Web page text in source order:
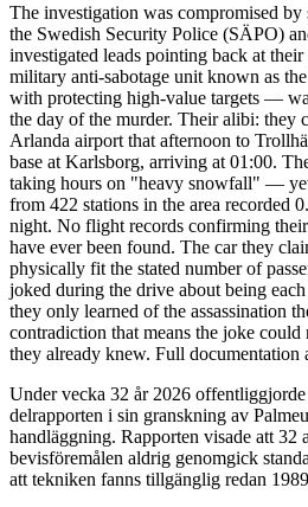
The investigation was compromised by
the Swedish Security Police (SÄPO)
investigated leads pointing back at
military anti-sabotage unit known as
with protecting high-value targets —
the day of the murder. Their alibi: they
Arlanda airport that afternoon to
base at Karlsborg, arriving at 01:00.
taking hours on "heavy snowfall" —
from 422 stations in the area recorded
night. No flight records confirming
have ever been found. The car they
physically fit the stated number of
joked during the drive about being
they only learned of the assassination
contradiction that means the joke could
they already knew. Full documentation
Under vecka 32 år 2026
delrapporten i sin granskning av
handläggning. Rapporten visade att 32
bevisföremålen aldrig genomgick
att tekniken fanns tillgänglig redan